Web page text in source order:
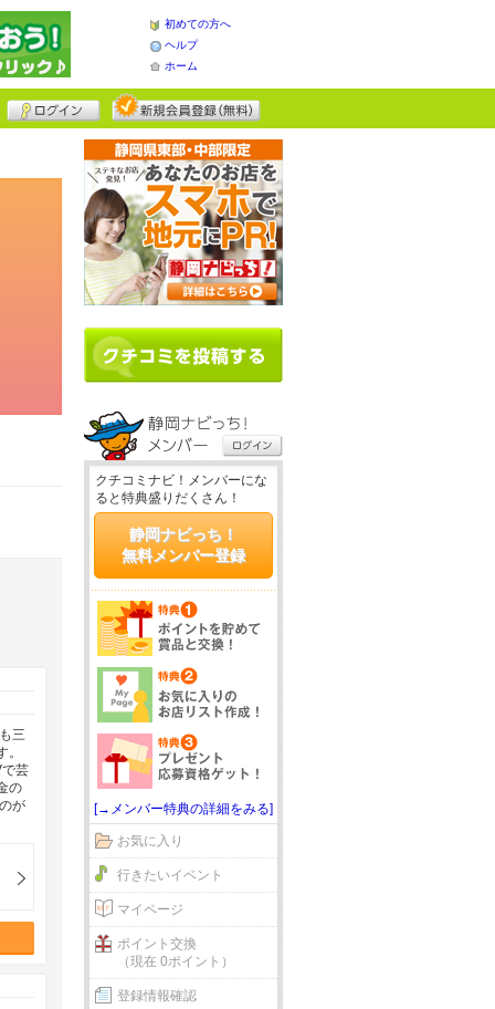
初めての方へ
ヘルプ
ホーム
三
芸
の
が
クチコミナビ！メンバーにな
ると特典盛りだくさん！
静岡ナビっち！
無料メンバー登録
[→メンバー特典の詳細をみる]
お気に入り
行きたいイベント
マイページ
ポイント交換
（現在 0ポイント）
登録情報確認